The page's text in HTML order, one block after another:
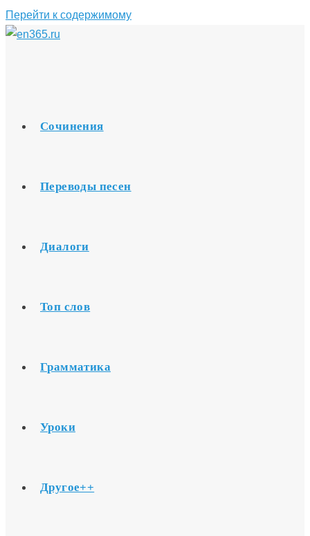
Перейти к содержимому
Сочинения
Переводы песен
Диалоги
Топ слов
Грамматика
Уроки
Другое++